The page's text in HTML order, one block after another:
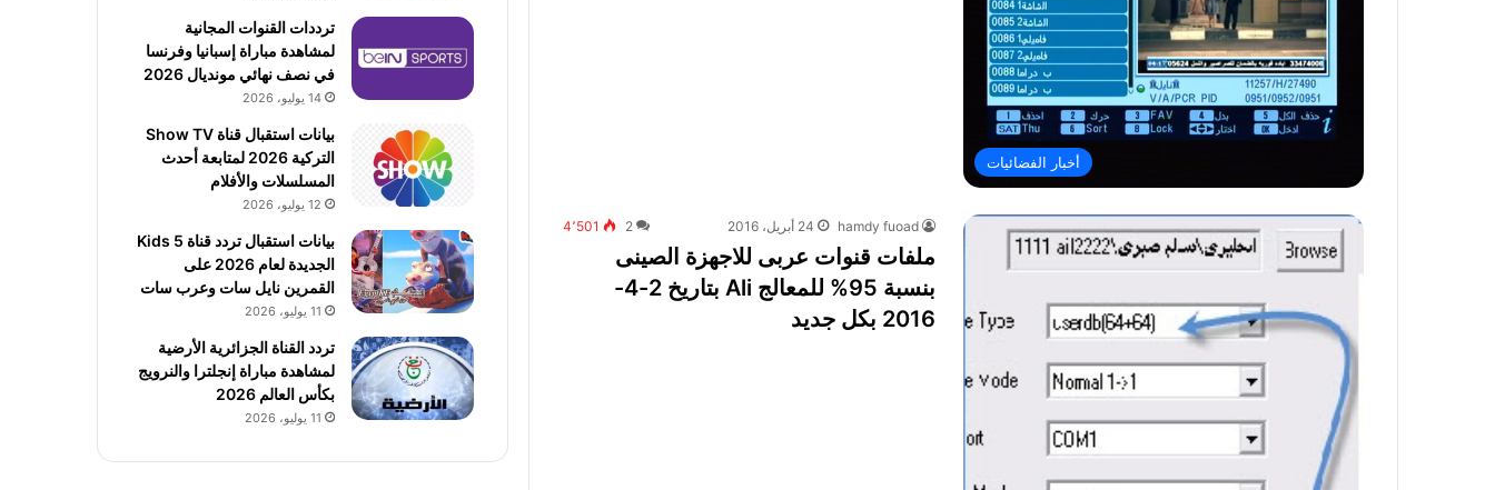
أخبار الفضائيات
hamdy fuoad 24 أبريل، 2016 2 4٬501
ملفات قنوات عربى للاجهزة الصينى
بنسبة 95% للمعالج Ali بتاريخ 2-4-
2016 بكل جديد
ترددات القنوات المجانية
لمشاهدة مباراة إسبانيا وفرنسا
في نصف نهائي مونديال 2026
14 يوليو، 2026
بيانات استقبال قناة Show TV
التركية 2026 لمتابعة أحدث
المسلسلات والأفلام
12 يوليو، 2026
بيانات استقبال تردد قناة 5 Kids
الجديدة لعام 2026 على
القمرين نايل سات وعرب سات
11 يوليو، 2026
تردد القناة الجزائرية الأرضية
لمشاهدة مباراة إنجلترا والنرويج
بكأس العالم 2026
11 يوليو، 2026